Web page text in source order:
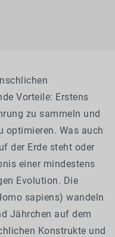
Vorteile: Erstens
zu sammeln und
optimieren. Was auch
der Erde steht oder
einer mindestens
Evolution. Die
sapiens) wandeln
Jährchen auf dem
Konstrukte und